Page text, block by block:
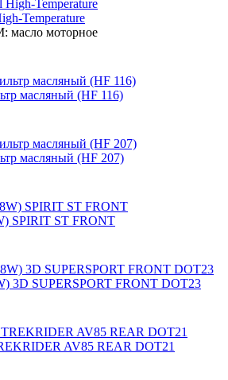
Temperature
масло моторное
масляный (HF 116)
масляный (HF 207)
SPIRIT ST FRONT
3D SUPERSPORT FRONT DOT23
AV85 REAR DOT21